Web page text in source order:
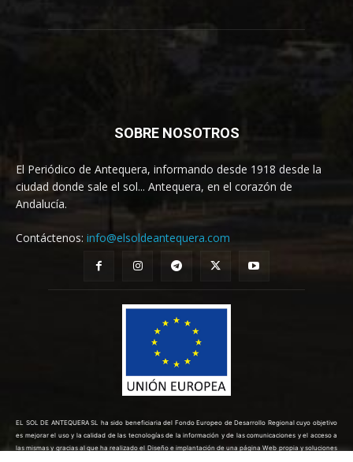
SOBRE NOSOTROS
El Periódico de Antequera, informando desde 1918 desde la
ciudad donde sale el sol... Antequera, en el corazón de
Andalucía.
Contáctenos: info@elsoldeantequera.com
EL SOL DE ANTEQUERA SL ha sido beneficiaria del Fondo Europeo de Desarrollo Regional cuyo objetivo
es mejorar el uso y la calidad de las tecnologías de la información y de las comunicaciones y el acceso a
las mismas y gracias al que ha realizado el Diseño e implantación de una página Web propia y soluciones